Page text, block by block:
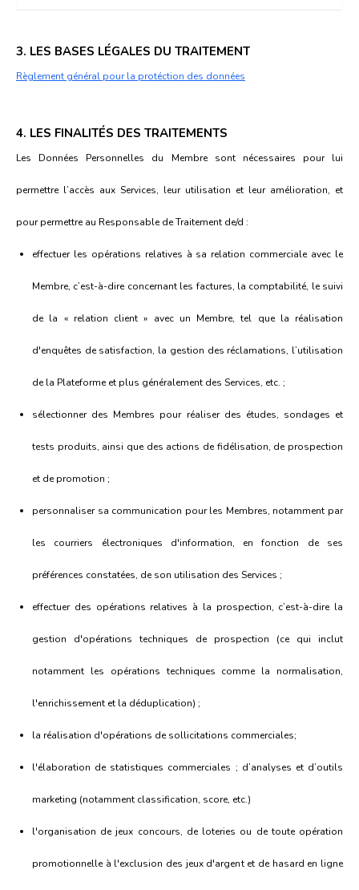
3. LES BASES LÉGALES DU TRAITEMENT
Règlement général pour la protéction des données
4. LES FINALITÉS DES TRAITEMENTS
Les Données Personnelles du Membre sont nécessaires pour lui
permettre l’accès aux Services, leur utilisation et leur amélioration, et
pour permettre au Responsable de Traitement de/d :
effectuer les opérations relatives à sa relation commerciale avec le
Membre, c’est-à-dire concernant les factures, la comptabilité, le suivi
de la « relation client » avec un Membre, tel que la réalisation
d'enquêtes de satisfaction, la gestion des réclamations, l’utilisation
de la Plateforme et plus généralement des Services, etc. ;
sélectionner des Membres pour réaliser des études, sondages et
tests produits, ainsi que des actions de fidélisation, de prospection
et de promotion ;
personnaliser sa communication pour les Membres, notamment par
les courriers électroniques d'information, en fonction de ses
préférences constatées, de son utilisation des Services ;
effectuer des opérations relatives à la prospection, c’est-à-dire la
gestion d'opérations techniques de prospection (ce qui inclut
notamment les opérations techniques comme la normalisation,
l'enrichissement et la déduplication) ;
la réalisation d'opérations de sollicitations commerciales;
l'élaboration de statistiques commerciales ; d’analyses et d’outils
marketing (notamment classification, score, etc.)
l'organisation de jeux concours, de loteries ou de toute opération
promotionnelle à l'exclusion des jeux d'argent et de hasard en ligne